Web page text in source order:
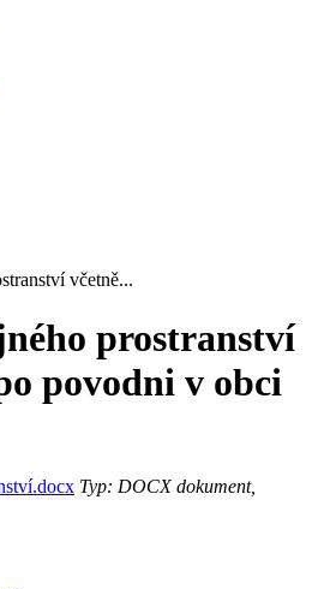
včetně...
prostranství
povodni v obci
Typ: DOCX dokument,